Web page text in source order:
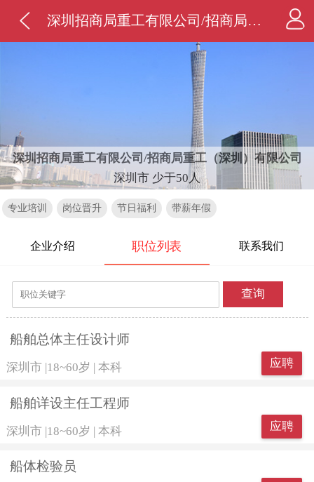
深圳招商局重工有限公司/招商局重工（深圳）有限公司
深圳招商局重工有限公司/招商局重工（深圳）有限公司
深圳市 少于50人
专业培训 岗位晋升 节日福利 带薪年假
企业介绍 职位列表 联系我们
查询
船舶总体主任设计师
深圳市 18~60岁 本科 应聘
船舶详设主任工程师
深圳市 |18~60岁 | 本科 应聘
船体检验员